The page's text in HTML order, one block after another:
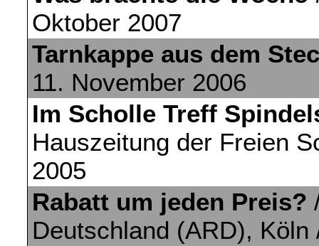
Oktober 2007
Tarnkappe aus dem
11. November 2006
Im Scholle Treff
Hauszeitung der Freien
2005
Rabatt um jeden Preis?
Deutschland (ARD),